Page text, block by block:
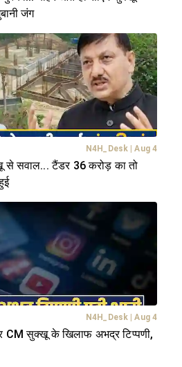
जंग
N4H_Desk Aug 4
से सवाल... टैंडर 36 करोड़ का तो
N4H_Desk Aug 4
CM सुक्खू के खिलाफ अभद्र टिप्पणी,